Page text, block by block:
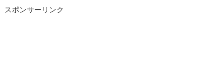
スポンサーリンク